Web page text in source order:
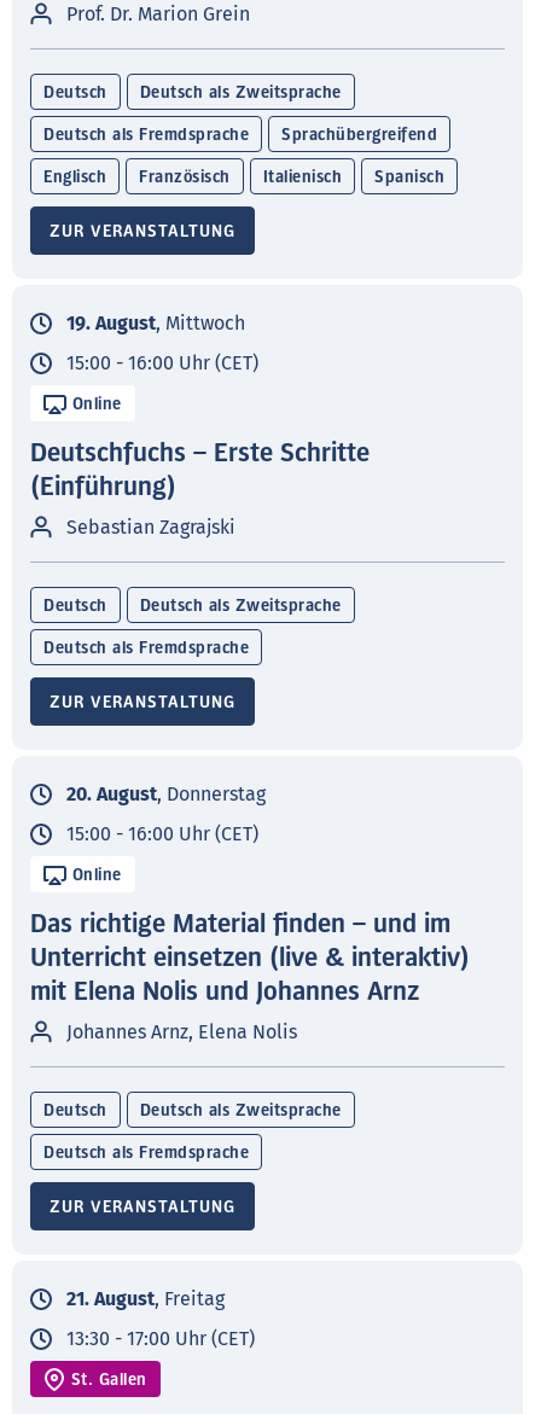
Prof. Dr. Marion Grein
Deutsch Deutsch als Zweitsprache
Deutsch als Fremdsprache Sprachübergreifend
Englisch Französisch Italienisch Spanisch
ZUR VERANSTALTUNG
19. August, Mittwoch
15:00 - 16:00 Uhr (CET)
Online
Deutschfuchs – Erste Schritte
(Einführung)
Sebastian Zagrajski
Deutsch Deutsch als Zweitsprache
Deutsch als Fremdsprache
ZUR VERANSTALTUNG
20. August, Donnerstag
15:00 - 16:00 Uhr (CET)
Online
Das richtige Material finden – und im
Unterricht einsetzen (live & interaktiv)
mit Elena Nolis und Johannes Arnz
Johannes Arnz, Elena Nolis
Deutsch Deutsch als Zweitsprache
Deutsch als Fremdsprache
ZUR VERANSTALTUNG
21. August, Freitag
13:30 - 17:00 Uhr (CET)
St. Gallen